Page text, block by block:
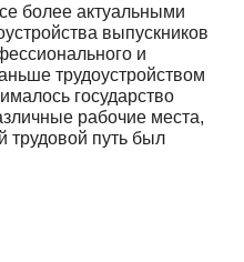
более актуальными
выпускников
и
трудоустройством
государство
рабочие места,
трудовой путь был